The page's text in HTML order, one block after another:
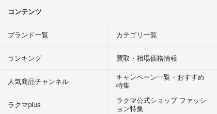
コンテンツ
ブランド一覧 カテゴリ一覧
ランキング 買取・相場価格情報
人気商品チャンネル
キャンペーン一覧・おすすめ
特集
ラクマplus
ラクマ公式ショップ ファッシ
ョン特集